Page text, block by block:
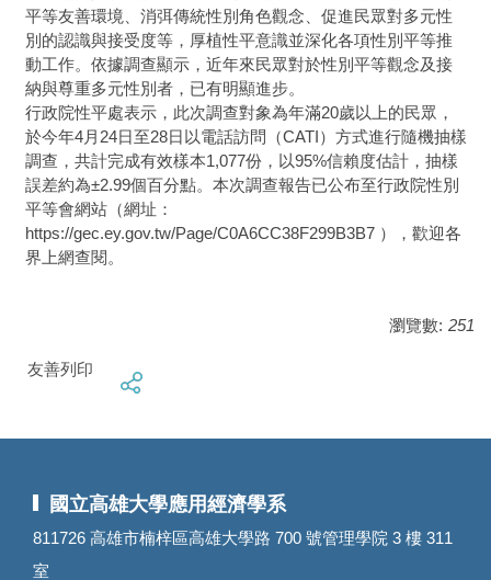
平等友善環境、消弭傳統性別角色觀念、促進民眾對多元性
別的認識與接受度等，厚植性平意識並深化各項性別平等推
動工作。依據調查顯示，近年來民眾對於性別平等觀念及接
納與尊重多元性別者，已有明顯進步。
行政院性平處表示，此次調查對象為年滿20歲以上的民眾，
於今年4月24日至28日以電話訪問（CATI）方式進行隨機抽樣
調查，共計完成有效樣本1,077份，以95%信賴度估計，抽樣
誤差約為±2.99個百分點。本次調查報告已公布至行政院性別
平等會網站（網址：
https://gec.ey.gov.tw/Page/C0A6CC38F299B3B7 ），歡迎各
界上網查閱。
瀏覽數: 251
友善列印
國立高雄大學應用經濟學系
811726 高雄市楠梓區高雄大學路 700 號管理學院 3 樓 311
室